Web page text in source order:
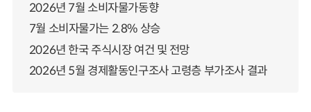
2026년 7월 소비자물가동향
7월 소비자물가는 2.8% 상승
2026년 한국 주식시장 여건 및 전망
2026년 5월 경제활동인구조사 고령층 부가조사 결과